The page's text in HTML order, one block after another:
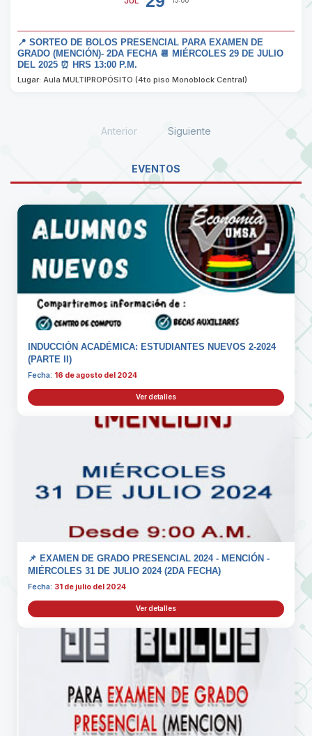
📍 SORTEO DE BOLOS PRESENCIAL PARA EXAMEN DE
GRADO (MENCIÓN)- 2DA FECHA 📆 MIÉRCOLES 29 DE JULIO
DEL 2025 ⏰ HRS 13:00 P.M.
Lugar: Aula MULTIPROPÓSITO (4to piso Monoblock Central)
Anterior Siguiente
EVENTOS
INDUCCIÓN ACADÉMICA: ESTUDIANTES NUEVOS 2-2024
(PARTE II)
Fecha: 16 de agosto del 2024
Ver detalles
📌 EXAMEN DE GRADO PRESENCIAL 2024 - MENCIÓN -
MIÉRCOLES 31 DE JULIO 2024 (2DA FECHA)
Fecha: 31 de julio del 2024
Ver detalles